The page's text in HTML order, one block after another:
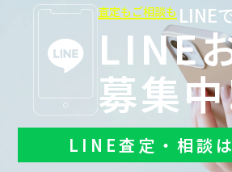
査定もご相談も LINE
LINE
募集
LINE査定・相談